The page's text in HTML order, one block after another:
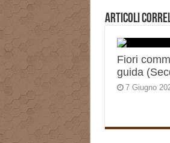
Articoli
Fiori
guida
7 Giugno